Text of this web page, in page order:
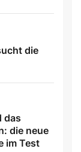
die
das
die neue
im Test